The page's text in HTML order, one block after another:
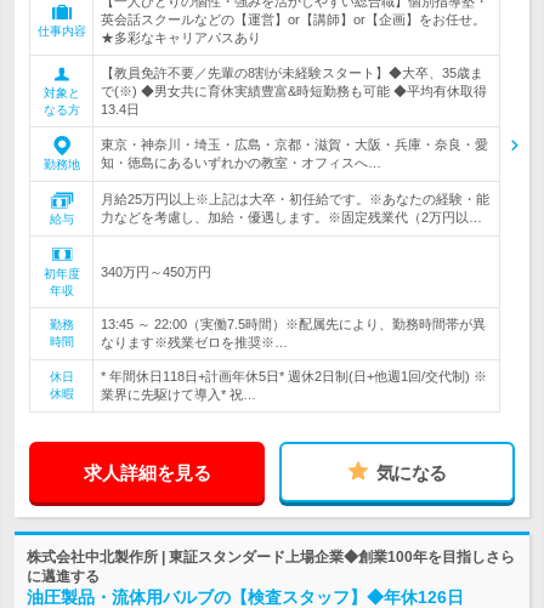
仕事内容
英会話スクールなどの【運営】or【講師】or【企画】をお任せ。
★多彩なキャリアパスあり
対象と
なる方
【教員免許不要／先輩の8割が未経験スタート】◆大卒、35歳ま
で(※) ◆男女共に育休実績豊富&時短勤務も可能 ◆平均有休取得
13.4日
勤務地
東京・神奈川・埼玉・広島・京都・滋賀・大阪・兵庫・奈良・愛
知・徳島にあるいずれかの教室・オフィスへ…
給与
月給25万円以上※上記は大卒・初任給です。※あなたの経験・能
力などを考慮し、加給・優遇します。※固定残業代（2万円以…
初年度
年収
340万円～450万円
勤務
時間
13:45 ～ 22:00（実働7.5時間）※配属先により、勤務時間帯が異
なります※残業ゼロを推奨※…
休日
休暇
* 年間休日118日+計画年休5日* 週休2日制(日+他週1回/交代制) ※
業界に先駆けて導入* 祝…
求人詳細を見る 気になる
株式会社中北製作所 | 東証スタンダード上場企業◆創業100年を目指しさら
に邁進する
油圧製品・流体用バルブの【検査スタッフ】◆年休126日